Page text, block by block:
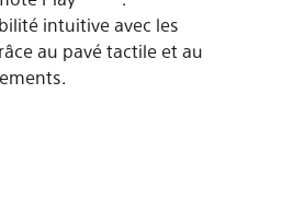
intuitive avec les
au pavé tactile et au